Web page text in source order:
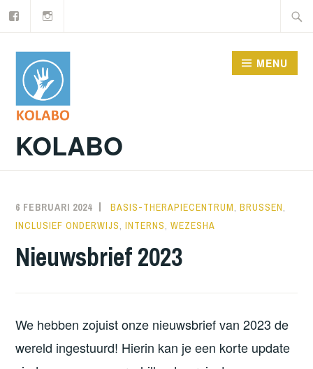
Doorgaan
inhoud
KOLABO
MENU
6 FEBRUARI 2024 NORATUTS
BASIS-THERAPIECENTRUM ,BRUSSEN
INCLUSIEF ONDERWIJS ,INTERNS ,WEZESHA
Nieuwsbrief 2023
We hebben zojuist onze nieuwsbrief van 2023 de
wereld ingestuurd! Hierin kan je een korte update